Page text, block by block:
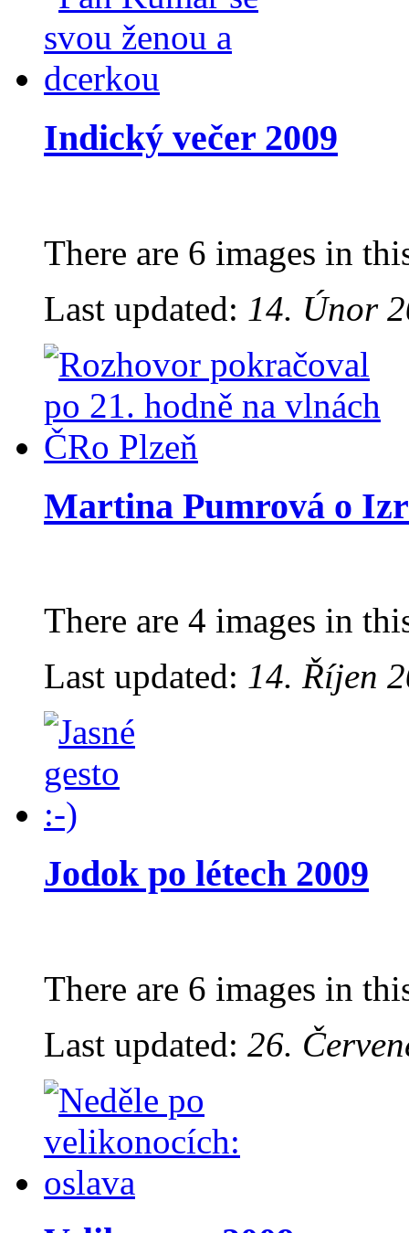
Indický večer 2009
There are 6 images in
Last updated: 14. Únor
Martina Pumrová o
There are 4 images in
Last updated: 14. Říjen
Jodok po létech 2009
There are 6 images in
Last updated: 26.